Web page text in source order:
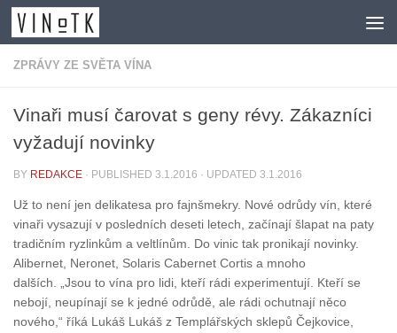
Skip to content
ZPRÁVY ZE SVĚTA VÍNA
Vinaři musí čarovat s geny révy. Zákazníci
vyžadují novinky
BY REDAKCE · PUBLISHED 3.1.2016 · UPDATED 3.1.2016
Už to není jen delikatesa pro fajnšmekry. Nové odrůdy vín, které
vinaři vysazují v posledních deseti letech, začínají šlapat na paty
tradičním ryzlinkům a veltlínům. Do vinic tak pronikají novinky.
Alibernet, Neronet, Solaris Cabernet Cortis a mnoho
dalších. „Jsou to vína pro lidi, kteří rádi experimentují. Kteří se
nebojí, neupínají se k jedné odrůdě, ale rádi ochutnají něco
nového,“ říká Lukáš Lukáš z Templářských sklepů Čejkovice,